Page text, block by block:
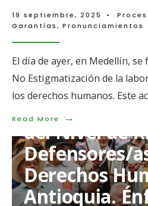
19 septiembre, 2025 •
Garantías, Pronunciamientos
El día de ayer, en Medellín, se
No Estigmatización de la
los derechos humanos. Este
Read More →
Read
En
Medellín
se
firmó
el
Pacto
de
Situación
del Nivel de
Defensores/
Derechos
Antioquia.